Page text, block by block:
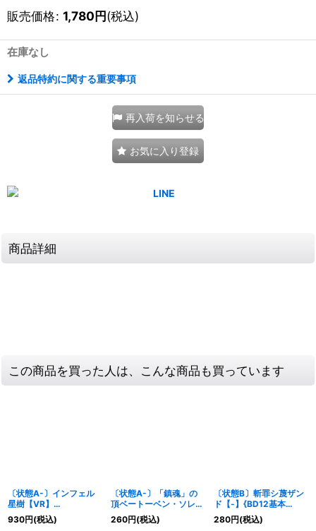
販売価格: 1,780円(税込)
在庫なし
返品特約に関する重要事項
再入荷を知らせる
お気に入り登録
商品詳細
この商品を買った人は、こんな商品も買っています
〔状態A-〕インフェル
星樹【VR】
{ART235/5}《自然》
930円(税込)
〔状態A-〕「鎮魂」の
頂ベートーベン・ソレム
ニス【SR】
{26RP2STD5}《多》
260円(税込)
〔状態B〕斬罪シ蔑ザン
ド【-】{BD12基本
Z6/16}《闇》
280円(税込)